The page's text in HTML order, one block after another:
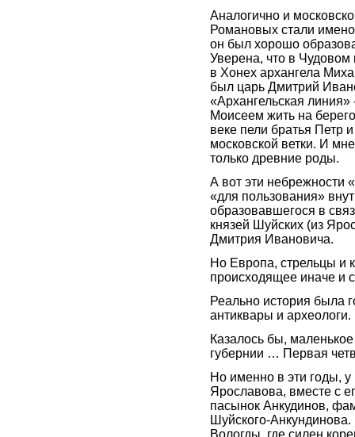
Аналогично и
Романовых стали
он был хорошо
Уверена, что в
в Хонех архангела
был царь Дмитрий
«Архангельская
Моисеем жить на
веке пели братья Петр
московской ветки. И
только древние роды.
А вот эти
«для пользования»
образовавшегося в
князей Шуйских (из
Дмитрия Ивановича.
Но Европа, стрельцы и
происходящее иначе и
Реально история была
антиквары и археологи.
Казалось бы,
губернии … Первая
Но именно в эти годы, у
Ярославова, вместе с
пасынок Анкудинов,
Шуйского-
Вологды, где силен